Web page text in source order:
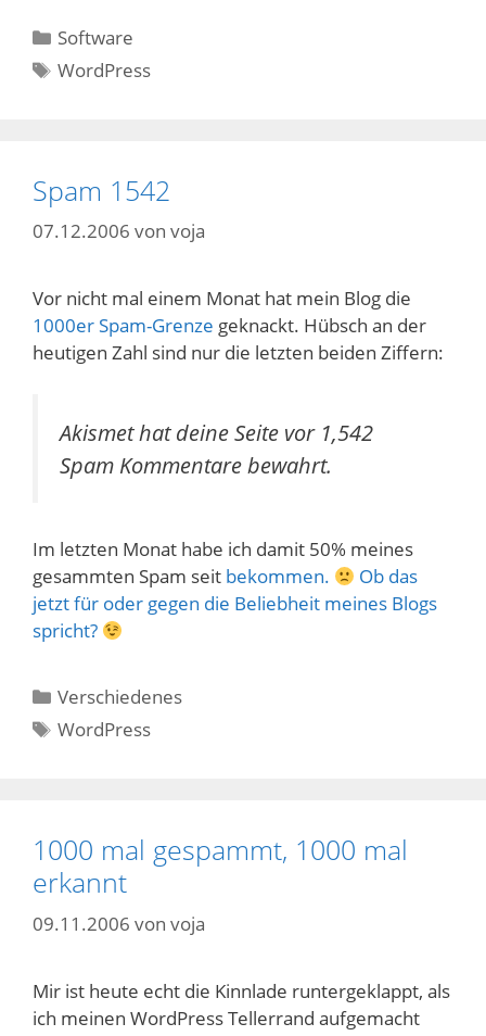
Kategorien
Software
Schlagwörter
WordPress
Spam 1542
07.12.2006 von voja
Vor nicht mal einem Monat hat mein Blog die
1000er Spam-Grenze geknackt. Hübsch an der
heutigen Zahl sind nur die letzten beiden Ziffern:
Akismet hat deine Seite vor 1,542
Spam Kommentare bewahrt.
Im letzten Monat habe ich damit 50% meines
gesammten Spam seit bekommen.
Ob das
jetzt für oder gegen die Beliebheit meines Blogs
spricht?
Kategorien
Verschiedenes
Schlagwörter
WordPress
1000 mal gespammt, 1000 mal
erkannt
09.11.2006 von voja
Mir ist heute echt die Kinnlade runtergeklappt, als
ich meinen WordPress Tellerrand aufgemacht